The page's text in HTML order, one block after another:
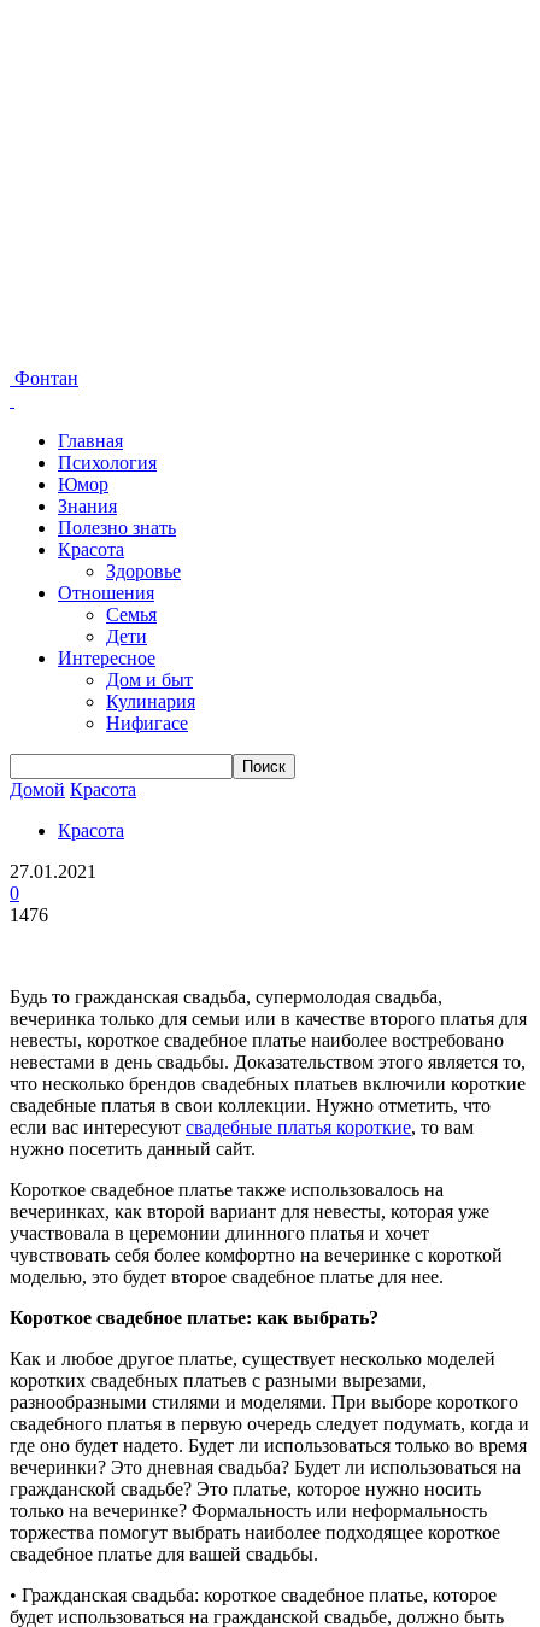
Фонтан
Главная
Психология
Юмор
Знания
Полезно знать
Красота
Здоровье
Отношения
Семья
Дети
Интересное
Дом и быт
Кулинария
Нифигасе
Домой Красота
Красота
27.01.2021
0
1476
Будь то гражданская свадьба, супермолодая свадьба,
вечеринка только для семьи или в качестве второго платья для
невесты, короткое свадебное платье наиболее востребовано
невестами в день свадьбы. Доказательством этого является то,
что несколько брендов свадебных платьев включили короткие
свадебные платья в свои коллекции. Нужно отметить, что
если вас интересуют свадебные платья короткие, то вам
нужно посетить данный сайт.
Короткое свадебное платье также использовалось на
вечеринках, как второй вариант для невесты, которая уже
участвовала в церемонии длинного платья и хочет
чувствовать себя более комфортно на вечеринке с короткой
моделью, это будет второе свадебное платье для нее.
Короткое свадебное платье: как выбрать?
Как и любое другое платье, существует несколько моделей
коротких свадебных платьев с разными вырезами,
разнообразными стилями и моделями. При выборе короткого
свадебного платья в первую очередь следует подумать, когда и
где оно будет надето. Будет ли использоваться только во время
вечеринки? Это дневная свадьба? Будет ли использоваться на
гражданской свадьбе? Это платье, которое нужно носить
только на вечеринке? Формальность или неформальность
торжества помогут выбрать наиболее подходящее короткое
свадебное платье для вашей свадьбы.
• Гражданская свадьба: короткое свадебное платье, которое
будет использоваться на гражданской свадьбе, должно быть